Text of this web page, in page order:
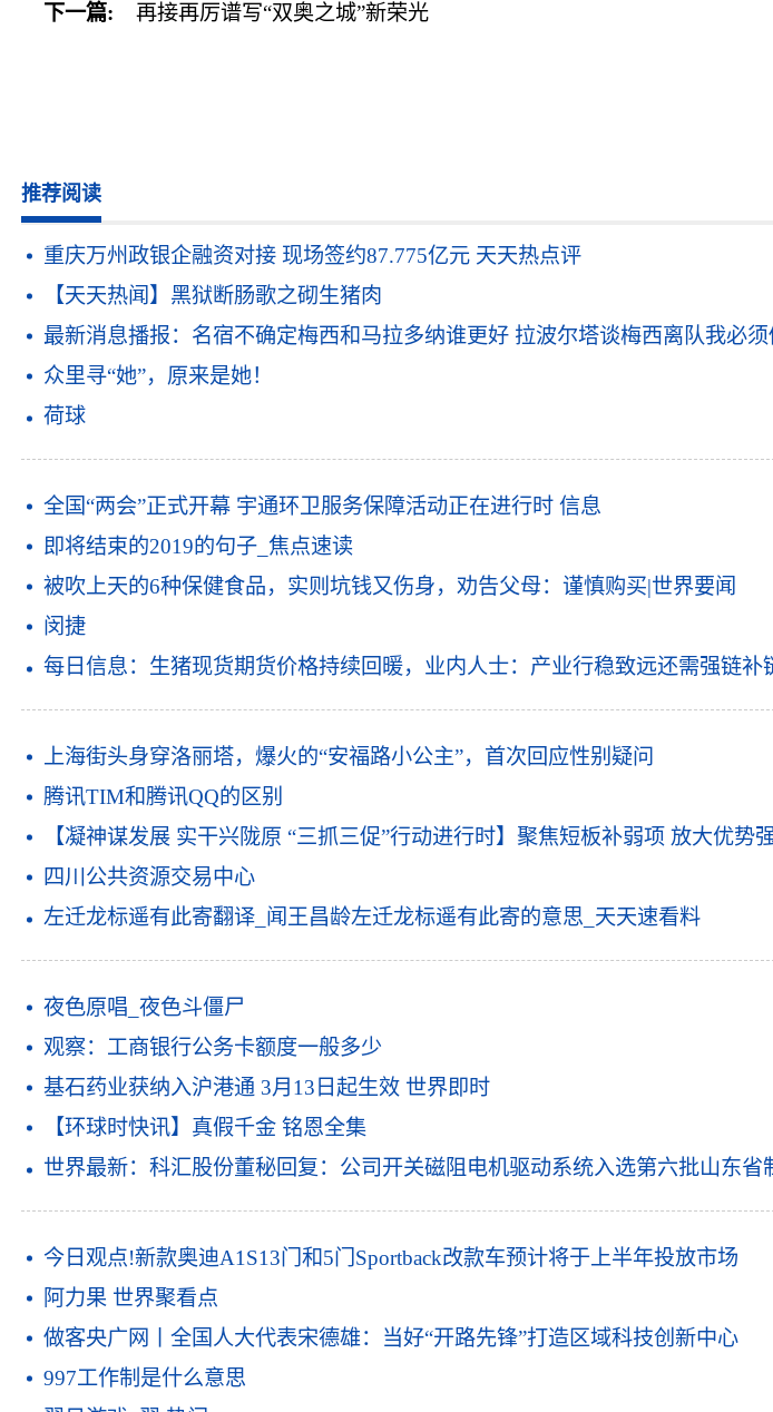
下一篇:
再接再厉谱写“双奥之城”新荣光
推荐阅读
重庆万州政银企融资对接 现场签约87.775亿元 天天热点评
【天天热闻】黑狱断肠歌之砌生猪肉
最新消息播报：名宿不确定梅西和马拉多纳谁更好 拉波尔塔谈梅西离队我必
众里寻“她”，原来是她！
荷球
全国“两会”正式开幕 宇通环卫服务保障活动正在进行时 信息
即将结束的2019的句子_焦点速读
被吹上天的6种保健食品，实则坑钱又伤身，劝告父母：谨慎购买|世界要闻
闵捷
每日信息：生猪现货期货价格持续回暖，业内人士：产业行稳致远还需强链补
上海街头身穿洛丽塔，爆火的“安福路小公主”，首次回应性别疑问
腾讯TIM和腾讯QQ的区别
【凝神谋发展 实干兴陇原 “三抓三促”行动进行时】聚焦短板补弱项 放大优
四川公共资源交易中心
左迁龙标遥有此寄翻译_闻王昌龄左迁龙标遥有此寄的意思_天天速看料
夜色原唱_夜色斗僵尸
观察：工商银行公务卡额度一般多少
基石药业获纳入沪港通 3月13日起生效 世界即时
【环球时快讯】真假千金 铭恩全集
世界最新：科汇股份董秘回复：公司开关磁阻电机驱动系统入选第六批山东省
今日观点!新款奥迪A1S13门和5门Sportback改款车预计将于上半年投放市场
阿力果 世界聚看点
做客央广网丨全国人大代表宋德雄：当好“开路先锋”打造区域科技创新中心
997工作制是什么意思